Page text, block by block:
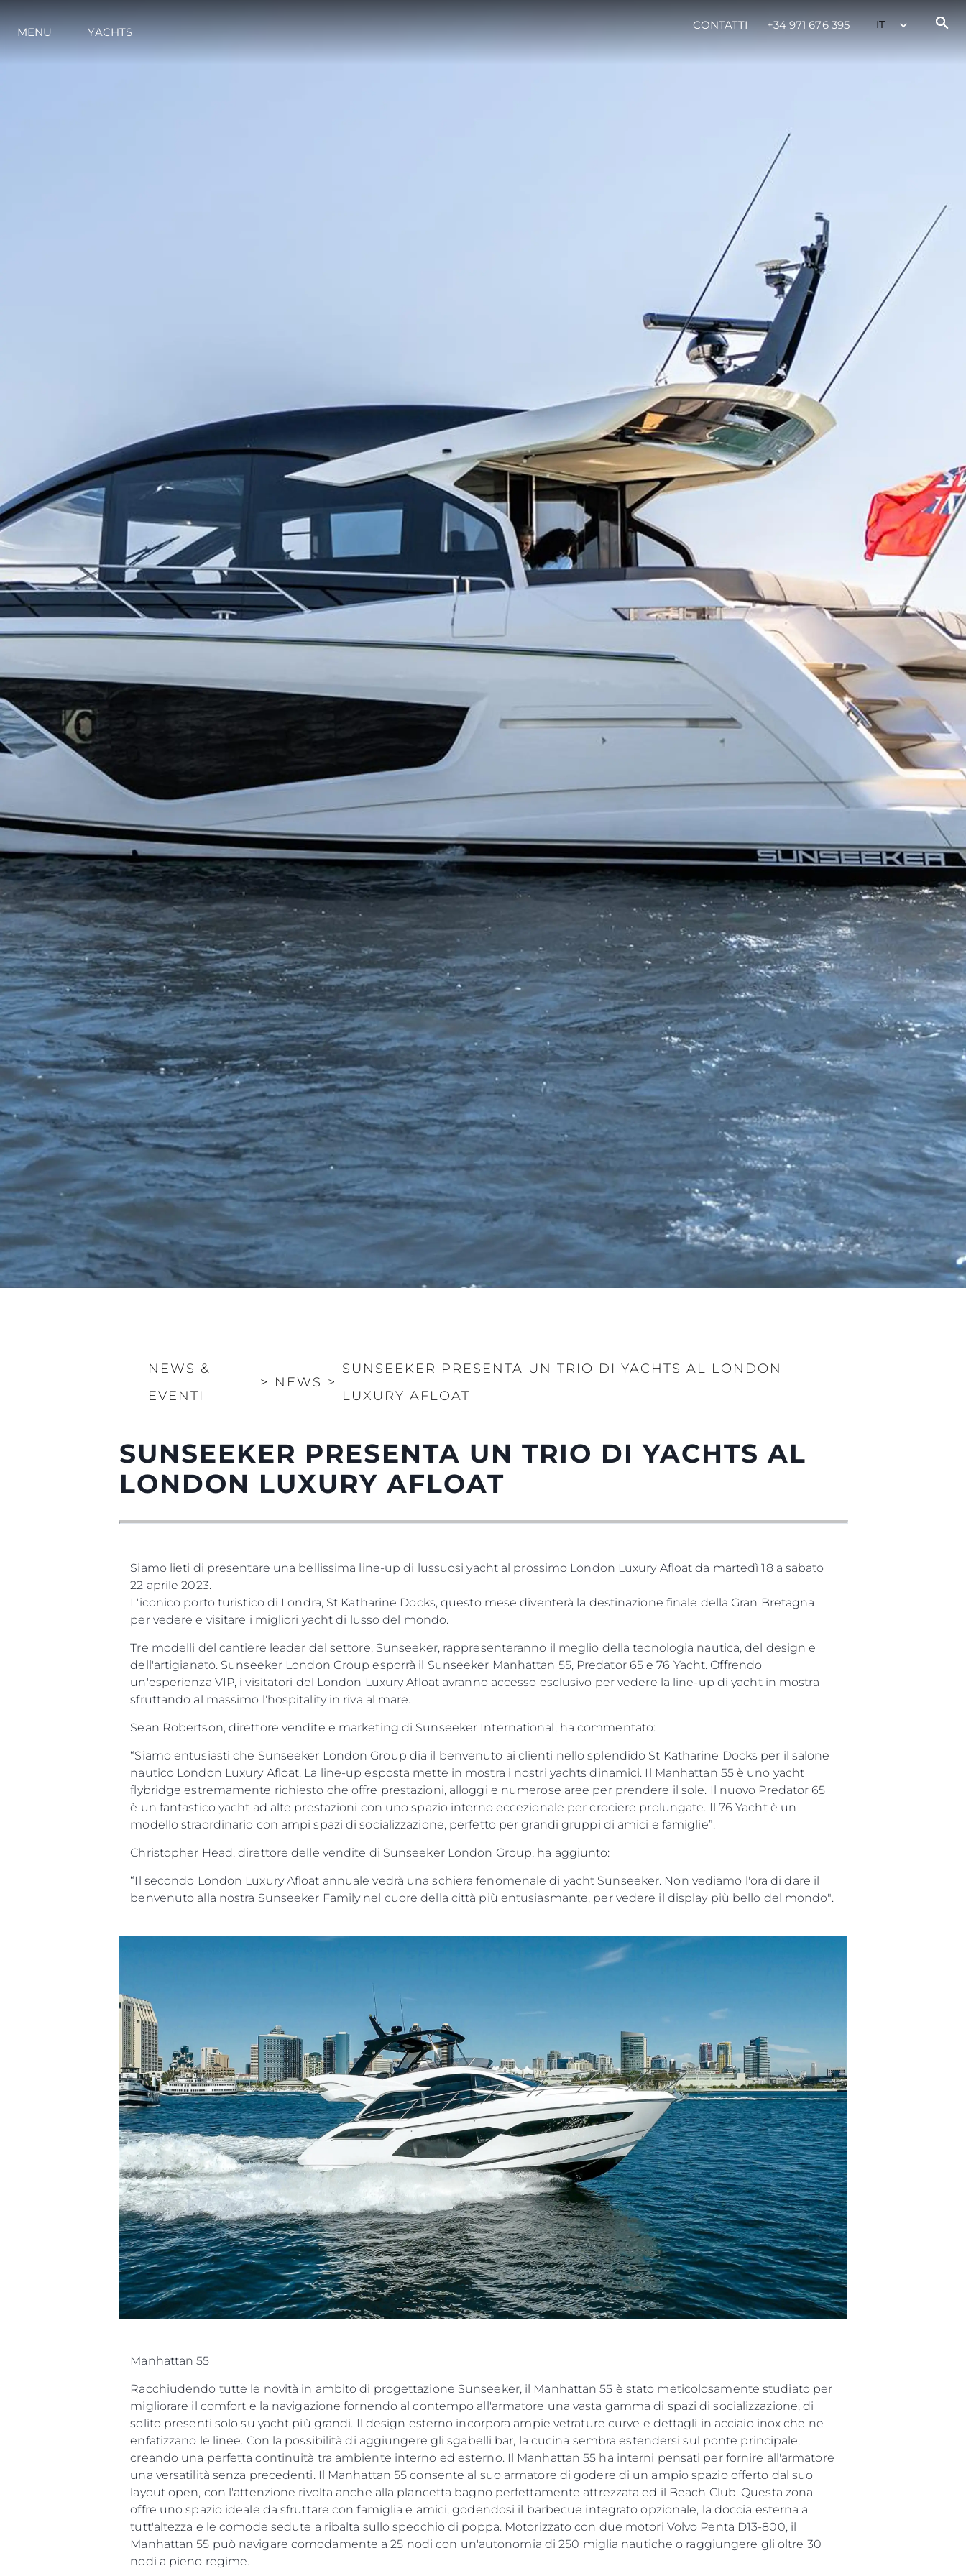
MENU YACHTS
CONTATTI +34 971 676 395
NEWS &
EVENTI
> NEWS >
SUNSEEKER PRESENTA UN TRIO DI YACHTS AL LONDON
LUXURY AFLOAT
SUNSEEKER PRESENTA UN TRIO DI YACHTS AL
LONDON LUXURY AFLOAT
Siamo lieti di presentare una bellissima line-up di lussuosi yacht al prossimo London Luxury Afloat da martedì 18 a sabato
22 aprile 2023.
L'iconico porto turistico di Londra, St Katharine Docks, questo mese diventerà la destinazione finale della Gran Bretagna
per vedere e visitare i migliori yacht di lusso del mondo.
Tre modelli del cantiere leader del settore, Sunseeker, rappresenteranno il meglio della tecnologia nautica, del design e
dell'artigianato. Sunseeker London Group esporrà il Sunseeker Manhattan 55, Predator 65 e 76 Yacht. Offrendo
un'esperienza VIP, i visitatori del London Luxury Afloat avranno accesso esclusivo per vedere la line-up di yacht in mostra
sfruttando al massimo l'hospitality in riva al mare.
Sean Robertson, direttore vendite e marketing di Sunseeker International, ha commentato:
“Siamo entusiasti che Sunseeker London Group dia il benvenuto ai clienti nello splendido St Katharine Docks per il salone
nautico London Luxury Afloat. La line-up esposta mette in mostra i nostri yachts dinamici. Il Manhattan 55 è uno yacht
flybridge estremamente richiesto che offre prestazioni, alloggi e numerose aree per prendere il sole. Il nuovo Predator 65
è un fantastico yacht ad alte prestazioni con uno spazio interno eccezionale per crociere prolungate. Il 76 Yacht è un
modello straordinario con ampi spazi di socializzazione, perfetto per grandi gruppi di amici e famiglie”.
Christopher Head, direttore delle vendite di Sunseeker London Group, ha aggiunto:
“Il secondo London Luxury Afloat annuale vedrà una schiera fenomenale di yacht Sunseeker. Non vediamo l'ora di dare il
benvenuto alla nostra Sunseeker Family nel cuore della città più entusiasmante, per vedere il display più bello del mondo".
Manhattan 55
Racchiudendo tutte le novità in ambito di progettazione Sunseeker, il Manhattan 55 è stato meticolosamente studiato per
migliorare il comfort e la navigazione fornendo al contempo all'armatore una vasta gamma di spazi di socializzazione, di
solito presenti solo su yacht più grandi. Il design esterno incorpora ampie vetrature curve e dettagli in acciaio inox che ne
enfatizzano le linee. Con la possibilità di aggiungere gli sgabelli bar, la cucina sembra estendersi sul ponte principale,
creando una perfetta continuità tra ambiente interno ed esterno. Il Manhattan 55 ha interni pensati per fornire all'armatore
una versatilità senza precedenti. Il Manhattan 55 consente al suo armatore di godere di un ampio spazio offerto dal suo
layout open, con l'attenzione rivolta anche alla plancetta bagno perfettamente attrezzata ed il Beach Club. Questa zona
offre uno spazio ideale da sfruttare con famiglia e amici, godendosi il barbecue integrato opzionale, la doccia esterna a
tutt'altezza e le comode sedute a ribalta sullo specchio di poppa. Motorizzato con due motori Volvo Penta D13-800, il
Manhattan 55 può navigare comodamente a 25 nodi con un'autonomia di 250 miglia nautiche o raggiungere gli oltre 30
nodi a pieno regime.
Informazioni
Contatti
Cookies
Aspetti Legali
POLICY SULLA PRIVACY
MODERN SLAVERY
TERMINI E CONDIZIONI
L'azienda
Charter
News
Eventi
L'azienda
Il Team